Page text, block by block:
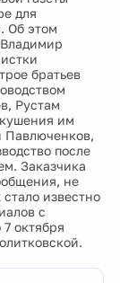
для
Об этом
братьев
Рустам
им
Павлюченков,
после
Заказчика
не
известно
с
октября